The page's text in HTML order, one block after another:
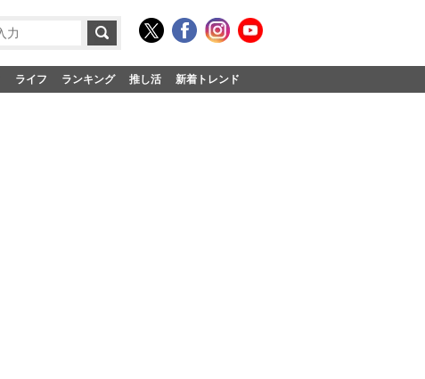
ライフ ランキング 推し活 新着トレンド